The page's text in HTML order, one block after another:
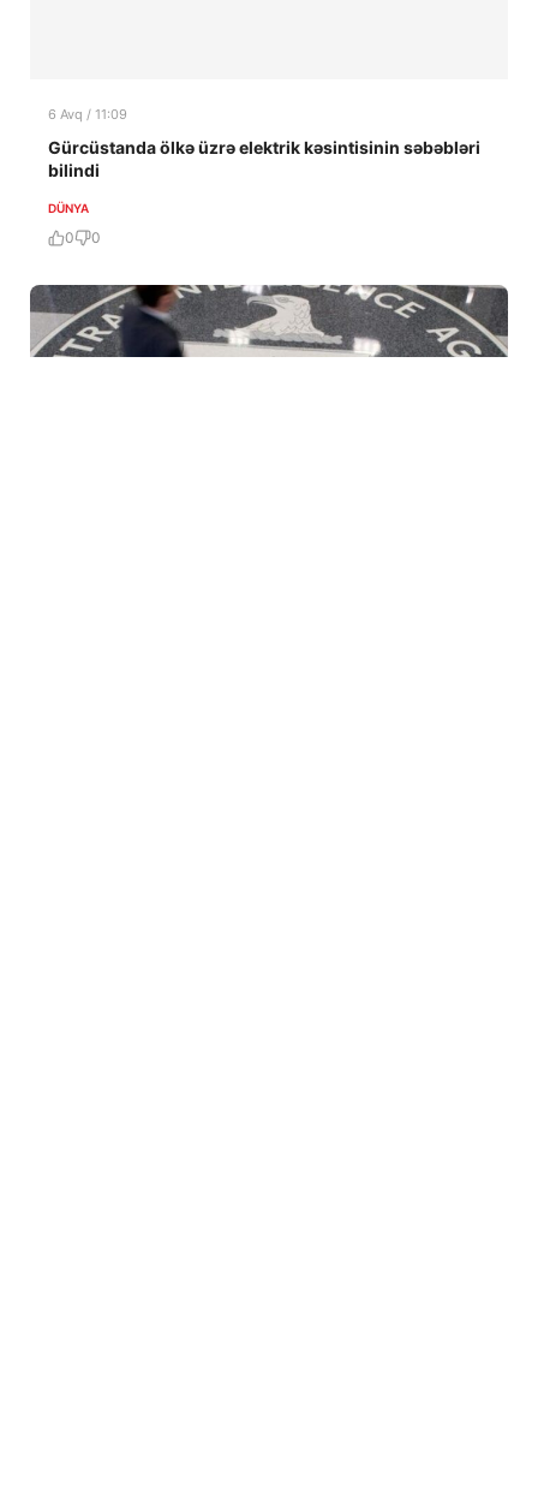
6 Avq / 11:09
Gürcüstanda ölkə üzrə elektrik kəsintisinin səbəbləri
bilindi
DÜNYA
0 0